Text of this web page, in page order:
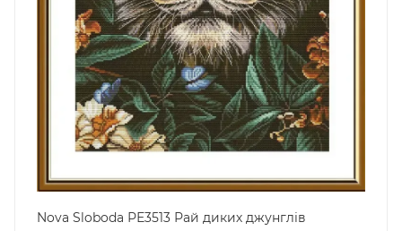
Nova Sloboda РЕ3513 Рай диких джунглів